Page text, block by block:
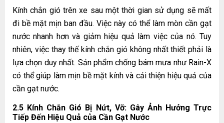
Kính chắn gió trên xe sau một thời gian sử dụng sẽ mất
đi bề mặt mịn ban đầu. Việc này có thể làm mòn cần gạt
nước nhanh hơn và giảm hiệu quả làm việc của nó. Tuy
nhiên, việc thay thế kính chắn gió không nhất thiết phải là
lựa chọn duy nhất. Sản phẩm chống bám mưa như Rain-X
có thể giúp làm mịn bề mặt kính và cải thiện hiệu quả của
cần gạt nước.
2.5 Kính Chắn Gió Bị Nứt, Vỡ: Gây Ảnh Hưởng Trực
Tiếp Đến Hiệu Quả của Cần Gạt Nước